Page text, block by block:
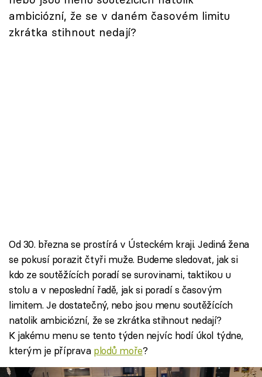
Sledujte nás
ambiciózní, že se v daném časovém limitu
zkrátka stihnout nedají?
Od 30. března se prostírá v Ústeckém kraji. Jediná žena
se pokusí porazit čtyři muže. Budeme sledovat, jak si
kdo ze soutěžících poradí se surovinami, taktikou u
stolu a v neposlední řadě, jak si poradí s časovým
limitem. Je dostatečný, nebo jsou menu soutěžících
natolik ambiciózní, že se zkrátka stihnout nedají?
K jakému menu se tento týden nejvíc hodí úkol týdne,
kterým je příprava plodů moře?